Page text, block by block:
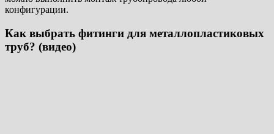
конфигурации.
Как выбрать фитинги для металлопластиковых
труб? (видео)